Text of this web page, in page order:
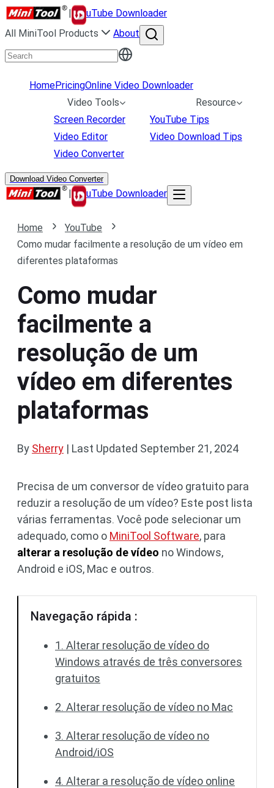
|
uTube Downloader
All MiniTool Products
About
HomePricingOnline Video Downloader
Video Tools
Screen Recorder
Video Editor
Video Converter
Resource
YouTube Tips
Video Download Tips
Download Video Converter
| uTube Downloader
Home
YouTube
Como mudar facilmente a resolução de um vídeo em
diferentes plataformas
Como mudar
facilmente a
resolução de um
vídeo em diferentes
plataformas
By Sherry | Last Updated September 21, 2024
Precisa de um conversor de vídeo gratuito para
reduzir a resolução de um vídeo? Este post lista
várias ferramentas. Você pode selecionar um
adequado, como o MiniTool Software, para
alterar a resolução de vídeo no Windows,
Android e iOS, Mac e outros.
Navegação rápida :
1. Alterar resolução de vídeo do
Windows através de três conversores
gratuitos
2. Alterar resolução de vídeo no Mac
3. Alterar resolução de vídeo no
Android/iOS
4. Alterar a resolução de vídeo online